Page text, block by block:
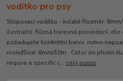
vodítko pro psy
Stopovací vodítko - kulaté Rozměr:
ilustrační. Různá barevná provedení,
požadujete konkrétní barvu, nutno
roundSize: 8mm/10m Color on photo
require a specific c... celý popis